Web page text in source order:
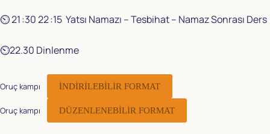
⏲️ 21 :30 22 :15 Yatsı Namazı – Tesbihat – Namaz Sonrası Ders
⏲️22.30 Dinlenme
Oruç kampı İNDİRİLEBİLİR FORMAT
Oruç kampı DÜZENLENEBİLİR FORMAT